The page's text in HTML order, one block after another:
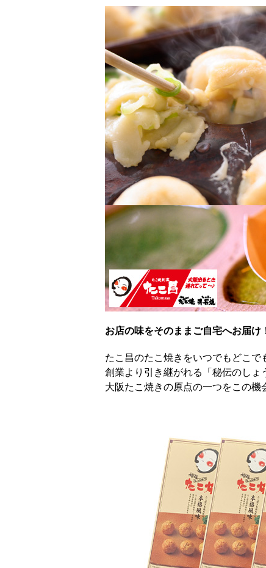
お店の味をそのままご自宅へお届け
たこ昌のたこ焼きをいつでもどこで
創業より引き継がれる「秘伝のしょ
大阪たこ焼きの原点の一つをこの機